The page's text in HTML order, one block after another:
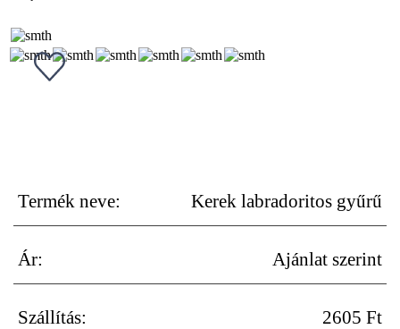
Termék neve: Kerek labradoritos gyűrű
Ár: Ajánlat szerint
Szállítás: 2605 Ft